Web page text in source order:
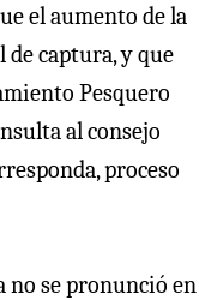
el aumento de la
de captura, y que
Pesquero
al consejo
proceso
no se pronunció en